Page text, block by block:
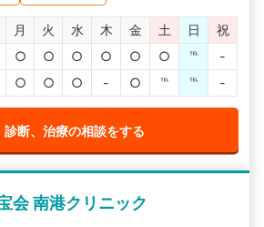
月 火 水 木 金 土 日
祝
○ ○ ○ ○ ○ ○ ℡
-
○ ○ ○ - ○ ℡ ℡ -
診断、治療の相談をする
会 南港クリニック